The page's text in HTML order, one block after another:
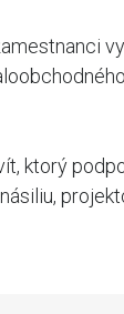
ktorý